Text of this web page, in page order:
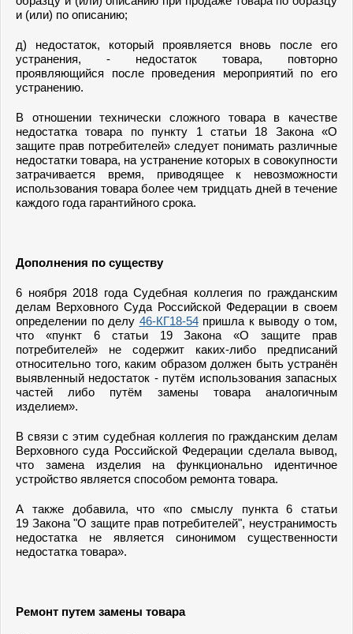
и (или) по описанию;
д) недостаток, который проявляется вновь после его
устранения, - недостаток товара, повторно
проявляющийся после проведения мероприятий по его
устранению.
В отношении технически сложного товара в качестве
недостатка товара по пункту 1 статьи 18 Закона «О
защите прав потребителей» следует понимать различные
недостатки товара, на устранение которых в совокупности
затрачивается время, приводящее к невозможности
использования товара более чем тридцать дней в течение
каждого года гарантийного срока.
Дополнения по существу
6 ноября 2018 года Судебная коллегия по гражданским
делам Верховного Суда Российской Федерации в своем
определении по делу 46-КГ18-54пришла к выводу о том,
что «пункт 6 статьи 19 Закона «О защите прав
потребителей» не содержит каких-либо предписаний
относительно того, каким образом должен быть устранён
выявленный недостаток - путём использования запасных
частей либо путём замены товара аналогичным
изделием».
В связи с этим судебная коллегия по гражданским делам
Верховного суда Российской Федерации сделала вывод,
что замена изделия на функционально идентичное
устройство является способом ремонта товара.
А также добавила, что «по смыслу пункта 6 статьи
19 Закона "О защите прав потребителей", неустранимость
недостатка не является синонимом существенности
недостатка товара».
Ремонт путем замены товара